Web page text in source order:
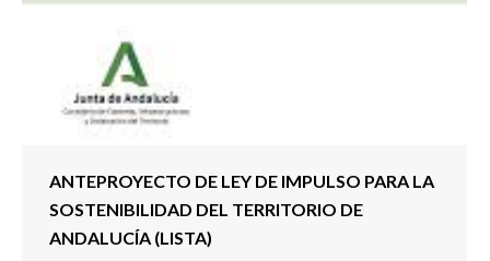
ANTEPROYECTO DE LEY DE IMPULSO PARA LA
SOSTENIBILIDAD DEL TERRITORIO DE
ANDALUCÍA (LISTA)